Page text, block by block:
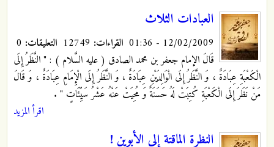
العبادات الثلاث
12/02/2009 - 01:36 القراءات: التعليقات:
قَالَ الإمام جعفر بن محمد الصادق ( عليه السَّلام ) : " النَّظَرُ إِلَى
الْكَعْبَةِ عِبَادَةٌ ، وَ النَّظَرُ إِلَى الْوَالِدَيْنِ عِبَادَةٌ ، وَ النَّظَرُ إِلَى الْإِمَامِ عِبَادَةٌ ، وَ قَالَ
مَنْ نَظَرَ إِلَى الْكَعْبَةِ كُتِبَتْ لَهُ حَسَنَةٌ وَ مُحِيَتْ عَنْهُ عَشْرُ سَيِّئَاتٍ " .
اقرأ المزيد
النظرة الماقتة إلى الأبوين !